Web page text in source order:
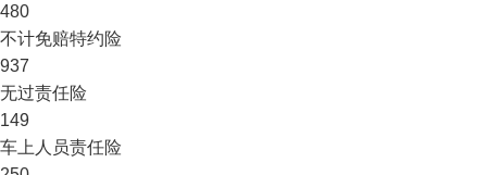
480
不计免赔特约险
937
无过责任险
149
车上人员责任险